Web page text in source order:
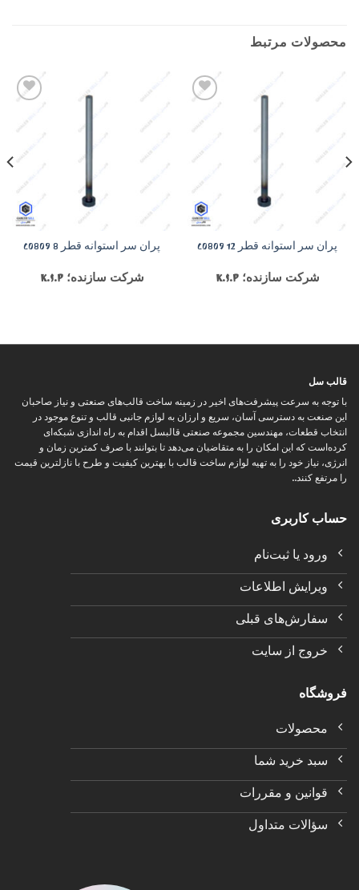
محصولات مرتبط
wishlist
پران سر استوانه قطر 12 C0809
شرکت سازنده؛ K.S.P
wishlist
پران سر استوانه قطر 8 C0809
شرکت سازنده؛ K.S.P
قالب سل
با توجه به سرعت پیشرفت‌های اخیر در زمینه ساخت قالب‌های صنعتی و نیاز صاحبان
این صنعت به دسترسی آسان، سریع و ارزان به لوازم جانبی قالب و تنوع موجود در
انتخاب قطعات، مهندسین مجموعه صنعتی قالبسل اقدام به راه اندازی شبکه‌ای
کرده‌است که این امکان را به متقاضیان می‌دهد تا بتوانند با صرف کمترین زمان و
انرژی، نیاز خود را به تهیه لوازم ساخت قالب با بهترین کیفیت و طرح با نازلترین قیمت
را مرتفع کنند..
حساب کاربری
ورود یا ثبت‌نام
ویرایش اطلاعات
سفارش‌های قبلی
خروج از سایت
فروشگاه
محصولات
سبد خرید شما
قوانین و مقررات
سؤالات متداول